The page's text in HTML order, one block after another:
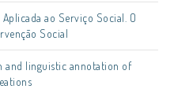
Aplicada ao Serviço Social. O
Social
and linguistic annotation of